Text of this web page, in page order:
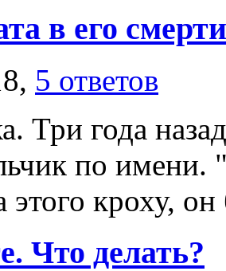
в его смерти
5 ответов
Три года
по
этого кроху,
Что делать?